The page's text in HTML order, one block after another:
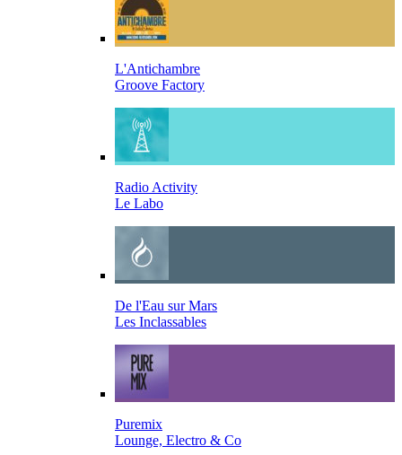
L'Antichambre
Groove Factory
Radio Activity
Le Labo
De l'Eau sur Mars
Les Inclassables
Puremix
Lounge, Electro & Co